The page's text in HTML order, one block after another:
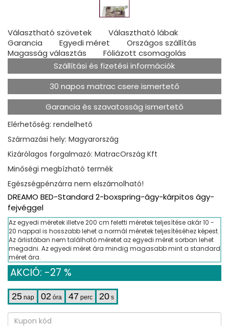
Választható szövetek
Választható lábak
Garancia
Egyedi méret
Országos szállítás
Magasság választás
Fóliázott csomagolás
Szállítási és fizetési információk
30 napos matrac csere ismertető
Garancia és szavatosság ismertető
Elérhetőség: rendelhető
Származási hely: Magyarország
Kizárólagos forgalmazó: MatracOrszág Kft
Minőségi megbízható termék
Egészségpénzárra nem elszámolható!
DREAMO BED-Standard 2-boxspring-ágy-kárpitos ágy-
fejvéggel
Az egyedi méretek illetve 200 cm feletti méretek teljesítése akár 10 -
20 nappal is hosszabb lehet a normál méretek teljesítéséhez képest.
Az árlistában nem található méretet az egyedi méret sorban lehet
megadni. Az egyedi méret ára mindig magasabb mint a standard
méret ára.
AKCIÓ: -27 %
25 nap 02 óra 47 perc 20 s